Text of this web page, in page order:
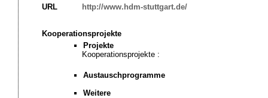
URL
http://www.hdm-stuttgart.de/
Kooperationsprojekte
Projekte
Kooperationsprojekte :
Austauschprogramme
Weitere